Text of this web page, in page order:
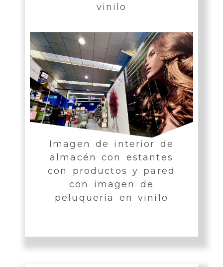
vinilo
Imagen de interior de
almacén con estantes
con productos y pared
con imagen de
peluquería en vinilo